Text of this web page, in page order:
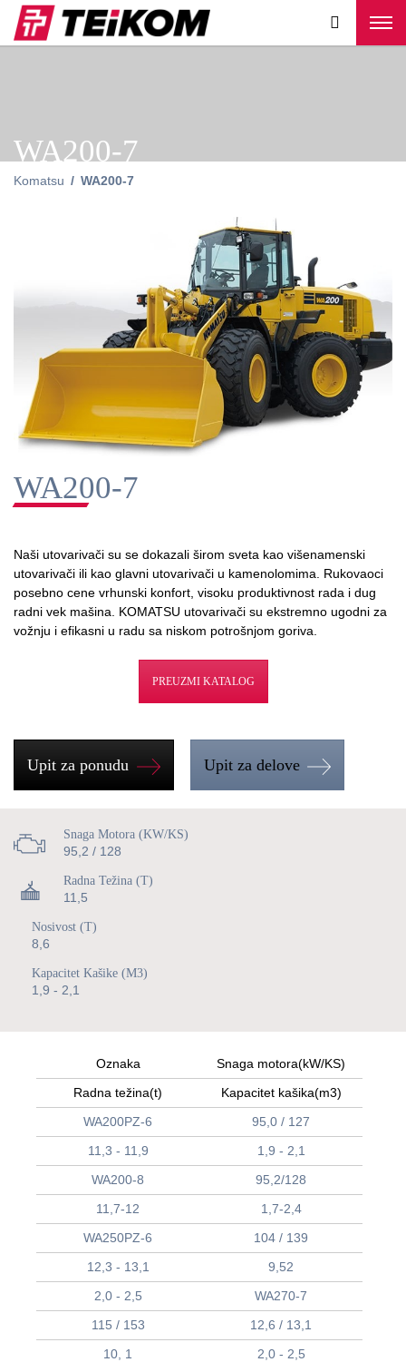
WA200-7
Komatsu WA200-7
WA200-7
Naši utovarivači su se dokazali širom sveta kao višenamenski
utovarivači ili kao glavni utovarivači u kamenolomima. Rukovaoci
posebno cene vrhunski konfort, visoku produktivnost rada i dug
radni vek mašina. KOMATSU utovarivači su ekstremno ugodni za
vožnju i efikasni u radu sa niskom potrošnjom goriva.
PREUZMI KATALOG
Upit za ponudu Upit za delove
Snaga Motora (kW/KS)
95,2 / 128
Radna Težina (t)
11,5
Nosivost (t)
8,6
Kapacitet Kašike (m3)
1,9 - 2,1
Oznaka
Snaga motora(kW/KS)
Radna težina(t)
Kapacitet kašika(m3)
WA200PZ-6
95,0 / 127
11,3 - 11,9
1,9 - 2,1
WA200-8
95,2/128
11,7-12
1,7-2,4
WA250PZ-6
104 / 139
12,3 - 13,1
9,52
2,0 - 2,5
WA270-7
115 / 153
12,6 / 13,1
10, 1
2,0 - 2,5